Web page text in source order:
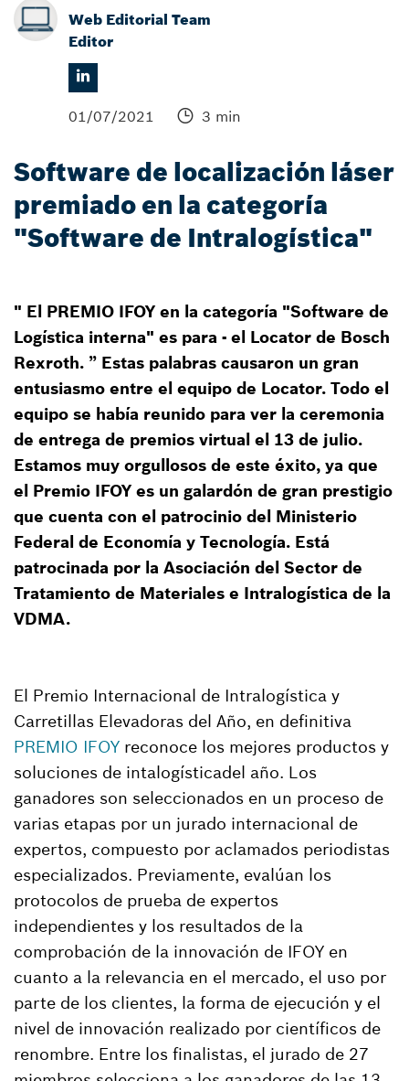
Web Editorial Team
Editor
01/07/2021 3 min
Software de localización láser
premiado en la categoría
"Software de Intralogística"
" El PREMIO IFOY en la categoría "Software de
Logística interna" es para - el Locator de Bosch
Rexroth. ” Estas palabras causaron un gran
entusiasmo entre el equipo de Locator. Todo el
equipo se había reunido para ver la ceremonia
de entrega de premios virtual el 13 de julio.
Estamos muy orgullosos de este éxito, ya que
el Premio IFOY es un galardón de gran prestigio
que cuenta con el patrocinio del Ministerio
Federal de Economía y Tecnología. Está
patrocinada por la Asociación del Sector de
Tratamiento de Materiales e Intralogística de la
VDMA.
El Premio Internacional de Intralogística y
Carretillas Elevadoras del Año, en definitiva
PREMIO IFOY reconoce los mejores productos y
soluciones de intalogísticadel año. Los
ganadores son seleccionados en un proceso de
varias etapas por un jurado internacional de
expertos, compuesto por aclamados periodistas
especializados. Previamente, evalúan los
protocolos de prueba de expertos
independientes y los resultados de la
comprobación de la innovación de IFOY en
cuanto a la relevancia en el mercado, el uso por
parte de los clientes, la forma de ejecución y el
nivel de innovación realizado por científicos de
renombre. Entre los finalistas, el jurado de 27